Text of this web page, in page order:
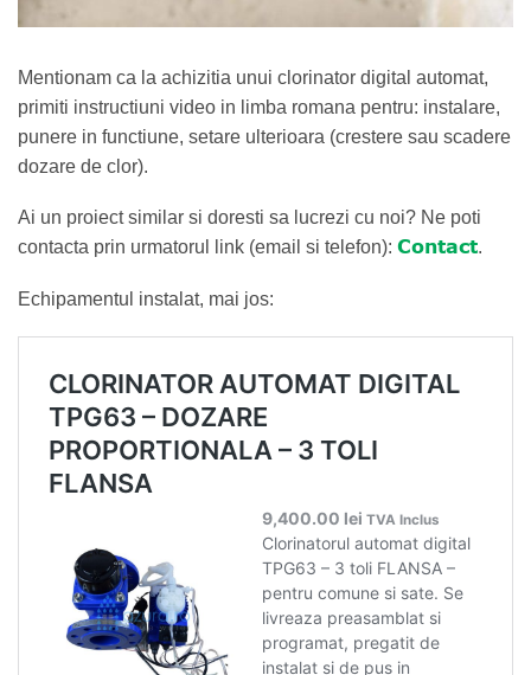
Mentionam ca la achizitia unui clorinator digital automat,
primiti instructiuni video in limba romana pentru: instalare,
punere in functiune, setare ulterioara (crestere sau scadere
dozare de clor).
Ai un proiect similar si doresti sa lucrezi cu noi? Ne poti
contacta prin urmatorul link (email si telefon): Contact.
Echipamentul instalat, mai jos: